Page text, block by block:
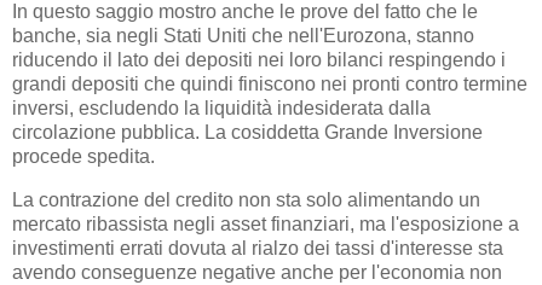
In questo saggio mostro anche le prove del fatto che le
banche, sia negli Stati Uniti che nell'Eurozona, stanno
riducendo il lato dei depositi nei loro bilanci respingendo i
grandi depositi che quindi finiscono nei pronti contro termine
inversi, escludendo la liquidità indesiderata dalla
circolazione pubblica. La cosiddetta Grande Inversione
procede spedita.
La contrazione del credito non sta solo alimentando un
mercato ribassista negli asset finanziari, ma l'esposizione a
investimenti errati dovuta al rialzo dei tassi d'interesse sta
avendo conseguenze negative anche per l'economia non